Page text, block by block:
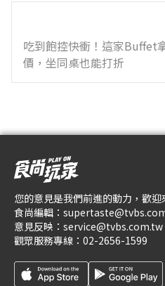
吃到飽控快衝！這家Buffet
價，坐同桌也能打折
您的意見是我們前進的動力，歡
食尚編輯：
意見反映： service@tvbs.com.tw
觀眾服務專線： 02-2656-1599